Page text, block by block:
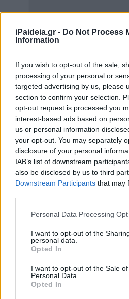
iPaideia.gr - Do Not Process
Information
If you wish to opt-out of the sale,
processing of your personal or
targeted advertising by us, please
section to confirm your selection.
opt-out request is processed you
interest-based ads based on
us or personal information
your opt-out. You may separately
disclosure of your personal
IAB’s list of downstream
also be disclosed by us to third
Downstream Participants that may
Please note that this website/app
not limited to your visit or usage
grant or deny consent to Google
use your data for below specified
consent section.
Personal Data Processing
I want to opt-out of the
personal data.
Opted In
I want to opt-out of the Sale
Personal Data.
Opted In
Την απόρριψη του
άμεση απόσυρσή του από το
Την υλοποίηση της εξαγγελίας
πρόσφατη επίσκεψή του στη
Ιδρυμάτων που επιθυμούν να
πορεία.
Η Σύγκλητος εξουσιοδοτεί τον
όλες τις απαραίτητες
υλοποίηση των αποφάσεων της
του Ιδρύματος.